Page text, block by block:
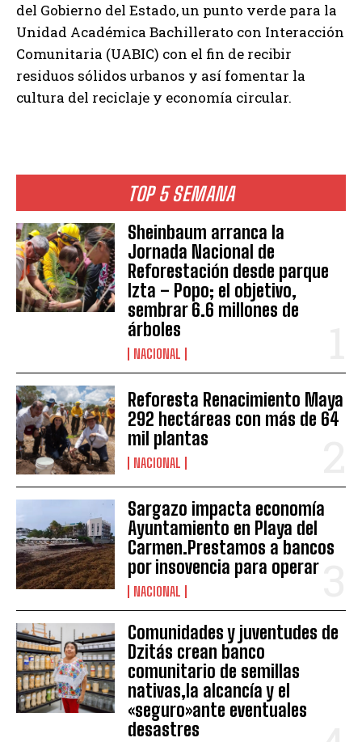
TOP 5 SEMANA
Sheinbaum arranca la
Jornada Nacional de
Reforestación desde parque
Izta – Popo; el objetivo,
sembrar 6.6 millones de
árboles
NACIONAL
Reforesta Renacimiento Maya
292 hectáreas con más de 64
mil plantas
NACIONAL
Sargazo impacta economía
Ayuntamiento en Playa del
Carmen.Prestamos a bancos
por insovencia para operar
NACIONAL
Comunidades y juventudes de
Dzitás crean banco
comunitario de semillas
nativas,la alcancía y el
«seguro»ante eventuales
desastres
del Gobierno del Estado, un punto verde para la
Unidad Académica Bachillerato con Interacción
Comunitaria (UABIC) con el fin de recibir
residuos sólidos urbanos y así fomentar la
cultura del reciclaje y economía circular.